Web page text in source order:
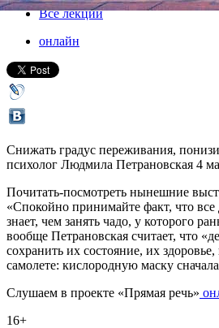
Все лекции
онлайн
Снижать градус переживания,
психолог Людмила Петрановская 4
Почитать-посмотреть нынешние
«Спокойно принимайте факт, что
знает, чем занять чадо, у которого
вообще Петрановская считает, что
сохранить их состояние, их
самолете: кислородную маску
Слушаем в проекте «Прямая речь»
16+